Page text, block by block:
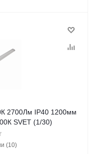
2700Лм IP40 1200мм
SVET (1/30)
(10)